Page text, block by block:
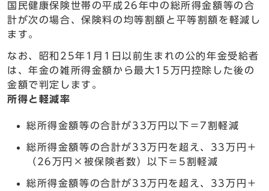
国民健康保険世帯の平成26年中の総所得金額等の合
計が次の場合、保険料の均等割額と平等割額を軽減し
ます。
なお、昭和25年1月1日以前生まれの公的年金受給者
は、年金の雑所得金額から最大15万円控除した後の
金額で判定します。
所得と軽減率
総所得金額等の合計が33万円以下＝7割軽減
総所得金額等の合計が33万円を超え、33万円＋
（26万円×被保険者数）以下＝5割軽減
総所得金額等の合計が33万円を超え、33万円＋